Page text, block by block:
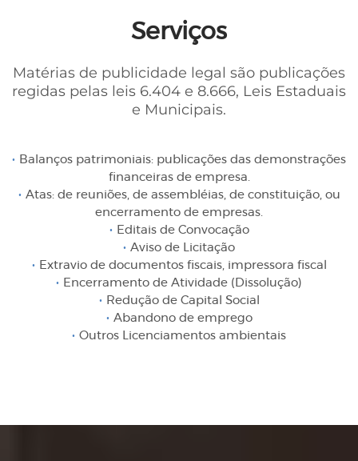
Serviços
Matérias de publicidade legal são publicações
regidas pelas leis 6.404 e 8.666, Leis Estaduais
e Municipais.
Balanços patrimoniais: publicações das demonstrações
financeiras de empresa.
Atas: de reuniões, de assembléias, de constituição, ou
encerramento de empresas.
Editais de Convocação
Aviso de Licitação
Extravio de documentos fiscais, impressora fiscal
Encerramento de Atividade (Dissolução)
Redução de Capital Social
Abandono de emprego
Outros Licenciamentos ambientais